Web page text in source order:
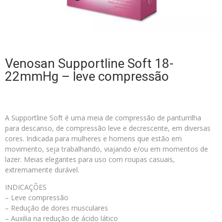
Venosan Supportline Soft 18-
22mmHg – leve compressão
A Supportline Soft é uma meia de compressão de panturrilha
para descanso, de compressão leve e decrescente, em diversas
cores. Indicada para mulheres e homens que estão em
movimento, seja trabalhando, viajando e/ou em momentos de
lazer. Meias elegantes para uso com roupas casuais,
extremamente durável.
INDICAÇÕES
– Leve compressão
– Redução de dores musculares
– Auxilia na redução de ácido lático